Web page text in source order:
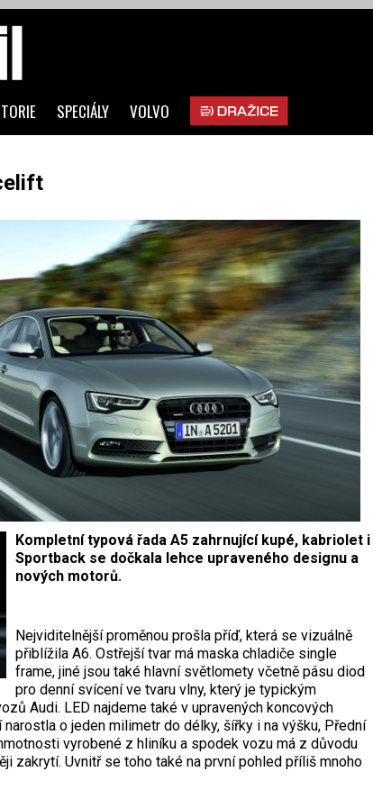
Kompletní typová řada A5 zahrnující kupé, kabriolet i
Sportback se dočkala lehce upraveného designu a
nových motorů.
Nejviditelnější proměnou prošla příď, která se vizuálně
přiblížila A6. Ostřejší tvar má maska chladiče single
frame, jiné jsou také hlavní světlomety včetně pásu diod
pro denní svícení ve tvaru vlny, který je typickým
Audi. LED najdeme také v upravených koncových
o jeden milimetr do délky, šířky i na výšku, Přední
vyrobené z hliníku a spodek vozu má z důvodu
zakrytí. Uvnitř se toho také na první pohled příliš mnoho
SPECIÁLY VOLVO